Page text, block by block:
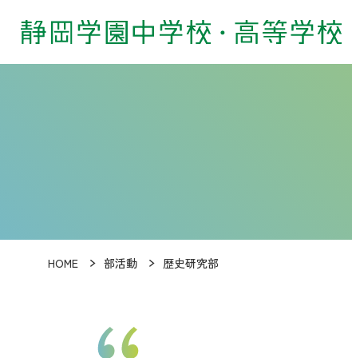
HOME 部活動 歴史研究部